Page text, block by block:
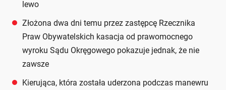
lewo
Złożona dwa dni temu przez zastępcę Rzecznika
Praw Obywatelskich kasacja od prawomocnego
wyroku Sądu Okręgowego pokazuje jednak, że nie
zawsze
Kierująca, która została uderzona podczas manewru